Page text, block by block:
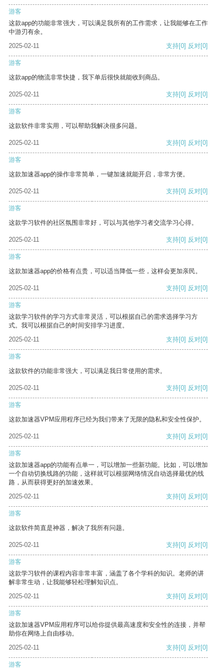
游客
这款app的功能非常强大，可以满足我所有的工作需求，让我能够在工作
中游刃有余。
2025-02-11
支持[0] 反对[0]
游客
这款app的物流非常快捷，我下单后很快就能收到商品。
2025-02-11 支持[0] 反对[0]
游客
这款软件非常实用，可以帮助我解决很多问题。
2025-02-11 支持[0] 反对[0]
游客
这款加速器app的操作非常简单，一键加速就能开启，非常方便。
2025-02-11 支持[0] 反对[0]
游客
这款学习软件的社区氛围非常好，可以与其他学习者交流学习心得。
2025-02-11 支持[0] 反对[0]
游客
这款加速器app的价格有点贵，可以适当降低一些，这样会更加亲民。
2025-02-11 支持[0] 反对[0]
游客
这款学习软件的学习方式非常灵活，可以根据自己的需求选择学习方
式。我可以根据自己的时间安排学习进度。
2025-02-11
支持[0] 反对[0]
游客
这款软件的功能非常强大，可以满足我日常使用的需求。
2025-02-11 支持[0] 反对[0]
游客
这款加速器VPM应用程序已经为我们带来了无限的隐私和安全性保护。
2025-02-11 支持[0] 反对[0]
游客
这款加速器app的功能有点单一，可以增加一些新功能。比如，可以增加
一个自动切换线路的功能，这样就可以根据网络情况自动选择最优的线
路，从而获得更好的加速效果。
2025-02-11
支持[0] 反对[0]
游客
这款软件简直是神器，解决了我所有问题。
2025-02-11 支持[0] 反对[0]
游客
这款学习软件的课程内容非常丰富，涵盖了各个学科的知识。老师的讲
解非常生动，让我能够轻松理解知识点。
2025-02-11
支持[0] 反对[0]
游客
这款加速器VPM应用程序可以给你提供最高速度和安全性的连接，并帮
助你在网络上自由移动。
2025-02-11
支持[0] 反对[0]
游客